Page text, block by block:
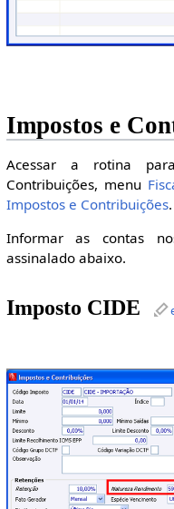
Impostos e
Acessar a rotina
Contribuições, menu
Impostos e Contribuições.
Informar as contas
assinalado abaixo.
Imposto CIDE